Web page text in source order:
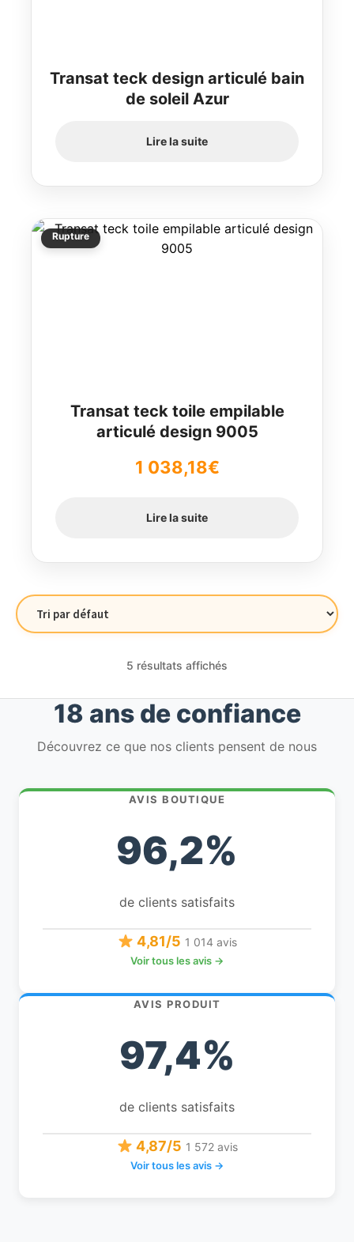
Transat teck design articulé bain
de soleil Azur
Lire la suite
Rupture
Transat teck toile empilable
articulé design 9005
1 038,18€
Lire la suite
5 résultats affichés
18 ans de confiance
Découvrez ce que nos clients pensent de nous
AVIS BOUTIQUE
96,2%
de clients satisfaits
4,81/5 1 014 avis
Voir tous les avis →
AVIS PRODUIT
97,4%
de clients satisfaits
4,87/5 1 572 avis
Voir tous les avis →